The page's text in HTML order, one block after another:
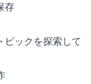
存
ピックを探索して